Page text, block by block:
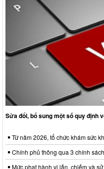
Sửa đổi, bổ sung một số quy định
Từ năm 2026, tổ chức khám sức
Chính phủ thông qua 3 chính
Mức phạt hành vi lấn, chiếm và